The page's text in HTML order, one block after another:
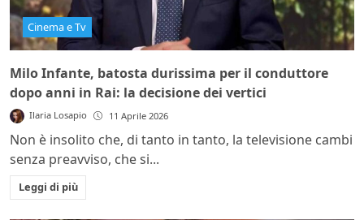
Cinema e Tv
Milo Infante, batosta durissima per il conduttore
dopo anni in Rai: la decisione dei vertici
Ilaria Losapio 11 Aprile 2026
Non è insolito che, di tanto in tanto, la televisione cambi
senza preavviso, che si...
Leggi di più